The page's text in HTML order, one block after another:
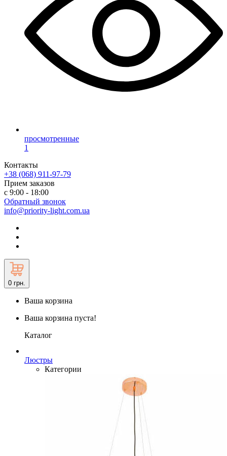
просмотренные
1
Контакты
+38 (068) 911-97-79
Прием заказов
с 9:00 - 18:00
Обратный звонок
info@priority-light.com.ua
0 грн.
Ваша корзина
Ваша корзина пуста!
Каталог
Люстры
Категории